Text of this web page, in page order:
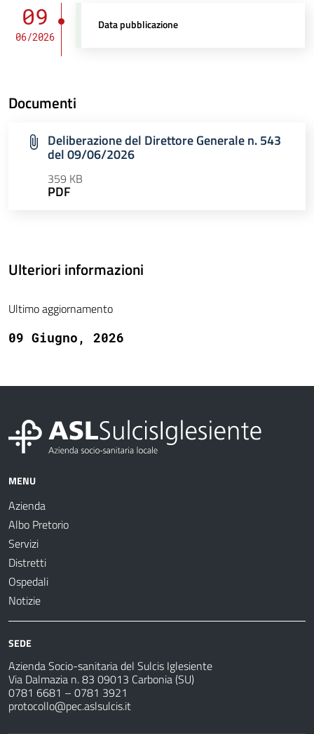
09
06/2026
Data pubblicazione
Documenti
Deliberazione del Direttore Generale n. 543
del 09/06/2026
359 KB
PDF
Ulteriori informazioni
Ultimo aggiornamento
09 Giugno, 2026
MENU
Azienda
Albo Pretorio
Servizi
Distretti
Ospedali
Notizie
SEDE
Azienda Socio-sanitaria del Sulcis Iglesiente
Via Dalmazia n. 83 09013 Carbonia (SU)
0781 6681 – 0781 3921
protocollo@pec.aslsulcis.it